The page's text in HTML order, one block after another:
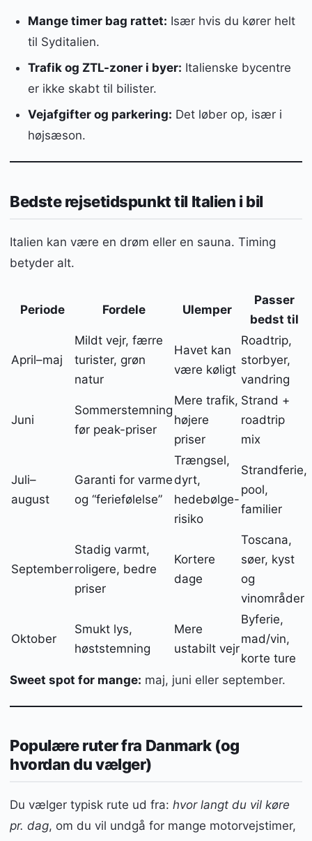
Mange timer bag rattet: Især hvis du kører helt
til Syditalien.
Trafik og ZTL-zoner i byer: Italienske bycentre
er ikke skabt til bilister.
Vejafgifter og parkering: Det løber op, især i
højsæson.
Bedste rejsetidspunkt til Italien i bil
Italien kan være en drøm eller en sauna. Timing
betyder alt.
Periode Fordele Ulemper
Passer
bedst til
April–maj
Mildt vejr, færre
turister, grøn
natur
Havet kan
være køligt
Roadtrip,
storbyer,
vandring
Juni
Sommerstemning
før peak-priser
Mere trafik,
højere
priser
Strand +
roadtrip
mix
Juli–
august
Garanti for varme
og “feriefølelse”
Trængsel,
dyrt,
hedebølge-
risiko
Strandferie,
pool,
familier
September
Stadig varmt,
roligere, bedre
priser
Kortere
dage
Toscana,
søer, kyst
og
vinområder
Oktober
Smukt lys,
høststemning
Mere
ustabilt vejr
Byferie,
mad/vin,
korte ture
Sweet spot for mange: maj, juni eller september.
Populære ruter fra Danmark (og
hvordan du vælger)
Du vælger typisk rute ud fra: hvor langt du vil køre
pr. dag, om du vil undgå for mange motorvejstimer,